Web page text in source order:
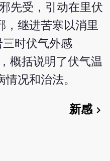
先受，引动在里伏
，继进苦寒以消里
时伏气外感
概括说明了伏气温
况和治法。
新感chevron_right